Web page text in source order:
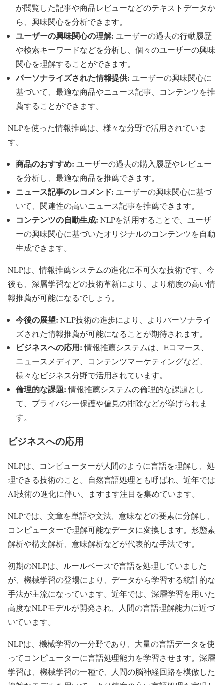
が閲覧した記事や商品レビューなどのテキストデータか
ら、興味関心を分析できます。
ユーザーの興味関心の理解: ユーザーの過去の行動履歴
や検索キーワードなどを分析し、個々のユーザーの興味
関心を理解することができます。
パーソナライズされた情報提供: ユーザーの興味関心に
基づいて、最適な商品やニュース記事、コンテンツを推
薦することができます。
NLPを使った情報推薦は、様々な分野で活用されていま
す。
商品のおすすめ: ユーザーの過去の購入履歴やレビュー
を分析し、最適な商品を推薦できます。
ニュース記事のレコメンド: ユーザーの興味関心に基づ
いて、関連性の高いニュース記事を推薦できます。
コンテンツの自動生成: NLPを活用することで、ユーザ
ーの興味関心に基づいたオリジナルのコンテンツを自動
生成できます。
NLPは、情報推薦システムの進化に不可欠な技術です。今
後も、深層学習などの技術革新により、より精度の高い情
報推薦が可能になるでしょう。
今後の展望: NLP技術の進歩により、よりパーソナライ
ズされた情報推薦が可能になることが期待されます。
ビジネスへの応用:情報推薦システムは、Eコマース、
ニュースメディア、コンテンツマーケティングなど、
様々なビジネス分野で活用されています。
倫理的な課題:情報推薦システムの倫理的な課題とし
て、プライバシー保護や偏見の排除などが挙げられま
す。
ビジネスへの応用
NLPは、コンピューターが人間のように言語を理解し、処
理できる技術のこと。自然言語処理とも呼ばれ、近年では
AI技術の進化に伴い、ますます注目を集めています。
NLPでは、文章を単語や文法、意味などの要素に分解し、
コンピューターで理解可能なデータに変換します。形態素
解析や構文解析、意味解析などが代表的な手法です。
初期のNLPは、ルールベースで言語を処理していました
が、機械学習の登場により、データから学習する統計的な
手法が主流になっています。近年では、深層学習を用いた
高度なNLPモデルが開発され、人間の言語理解能力に近づ
いています。
NLPは、機械学習の一分野であり、大量の言語データを使
ってコンピューターに言語処理能力を学習させます。深層
学習は、機械学習の一種で、人間の脳神経回路を模倣した